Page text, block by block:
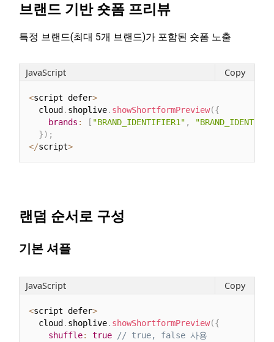
브랜드 기반 숏폼 프리뷰
특정 브랜드(최대 5개 브랜드)가 포함된 숏폼 노출
<script defer>
  cloud
. shoplive. showShortformPreview({
brands : [ "BRAND_IDENTIFIER1" ,
}) ;
</script>
JavaScript Copy
랜덤 순서로 구성
기본 셔플
<script defer>
  cloud
. shoplive. showShortformPreview({
shuffle: true // true, false 사용
JavaScript Copy